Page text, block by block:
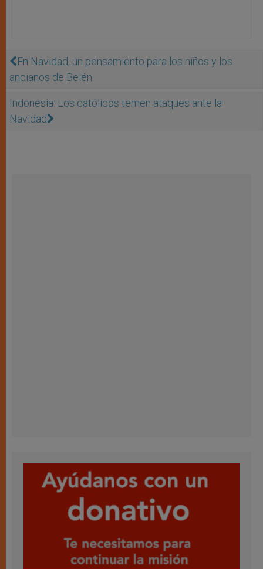
En Navidad, un pensamiento para los niños y los
ancianos de Belén
Indonesia: Los católicos temen ataques ante la
Navidad